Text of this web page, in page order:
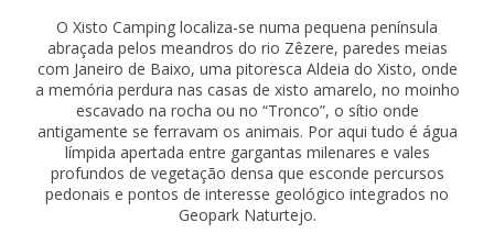
O Xisto Camping localiza-se numa pequena península
abraçada pelos meandros do rio Zêzere, paredes meias
com Janeiro de Baixo, uma pitoresca Aldeia do Xisto, onde
a memória perdura nas casas de xisto amarelo, no moinho
escavado na rocha ou no “Tronco”, o sítio onde
antigamente se ferravam os animais. Por aqui tudo é água
límpida apertada entre gargantas milenares e vales
profundos de vegetação densa que esconde percursos
pedonais e pontos de interesse geológico integrados no
Geopark Naturtejo.